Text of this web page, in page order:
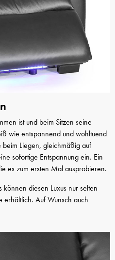
ist und beim Sitzen seine
wie entspannend und wohltuend
Liegen, gleichmäßig auf
sofortige Entspannung ein. Ein
es zum ersten Mal ausprobieren.
diesen Luxus nur selten
erhältlich. Auf Wunsch auch